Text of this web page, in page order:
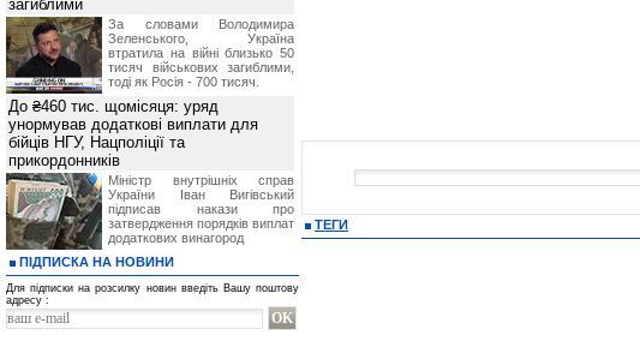
ТЕГИ
загиблими
За словами Володимира
Зеленського, Україна
втратила на війні близько 50
тисяч військових загиблими,
тоді як Росія - 700 тисяч.
До ₴460 тис. щомісяця: уряд
унормував додаткові виплати для
бійців НГУ, Нацполіції та
прикордонників
Міністр внутрішніх справ
України Іван Вигівський
підписав накази про
затвердження порядків виплат
додаткових винагород
ПІДПИСКА НА НОВИНИ
Для підписки на розсилку новин введіть Вашу поштову
адресу :